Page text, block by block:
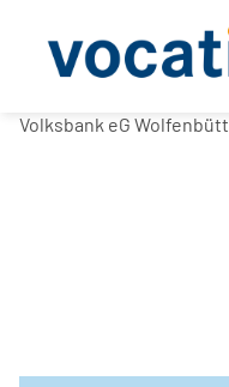
Volksbank eG